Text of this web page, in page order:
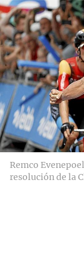
Remco
resolución de la